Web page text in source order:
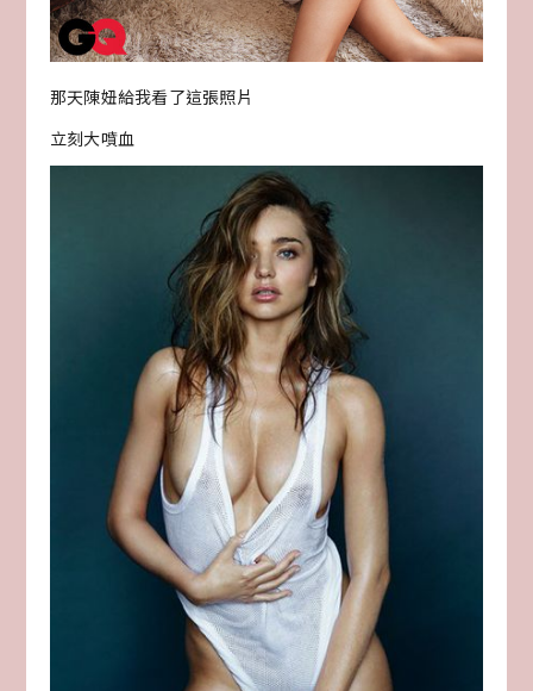
那天陳妞給我看了這張照片
立刻大噴血